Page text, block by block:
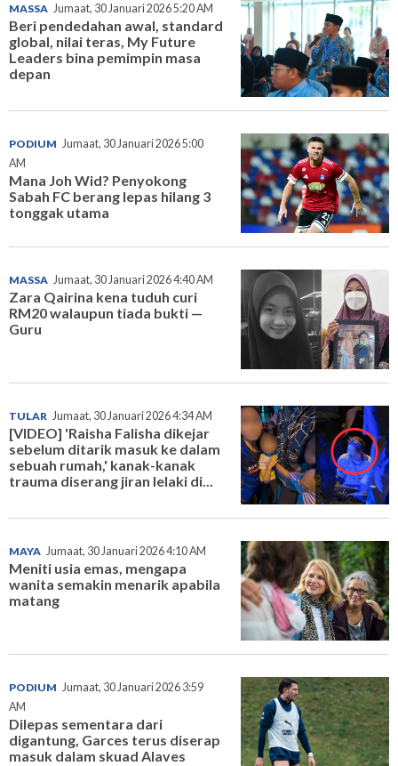
MASSA Jumaat, 30 Januari 2026 5:20 AM
Beri pendedahan awal, standard
global, nilai teras, My Future
Leaders bina pemimpin masa
depan
PODIUM Jumaat, 30 Januari 2026 5:00
AM
Mana Joh Wid? Penyokong
Sabah FC berang lepas hilang 3
tonggak utama
MASSA Jumaat, 30 Januari 2026 4:40 AM
Zara Qairina kena tuduh curi
RM20 walaupun tiada bukti —
Guru
TULAR Jumaat, 30 Januari 2026 4:34 AM
[VIDEO] 'Raisha Falisha dikejar
sebelum ditarik masuk ke dalam
sebuah rumah,' kanak-kanak
trauma diserang jiran lelaki di...
MAYA Jumaat, 30 Januari 2026 4:10 AM
Meniti usia emas, mengapa
wanita semakin menarik apabila
matang
PODIUM Jumaat, 30 Januari 2026 3:59
AM
Dilepas sementara dari
digantung, Garces terus diserap
masuk dalam skuad Alaves